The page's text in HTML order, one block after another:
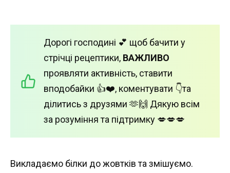
Дорогі господині 💕 щоб бачити у
стрічці рецептики, ВАЖЛИВО
проявляти активність, ставити
вподобайки 👍❤️, коментувати 👇та
ділитись з друзями 🫶🙌 Дякую всім
за розуміння та підтримку 💋💋💋
Викладаємо білки до жовтків та змішуємо.